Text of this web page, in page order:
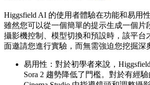
Higgsfield AI 的使用者體驗在功能和易用
雖然您可以從一個簡單的提示生成一個片
攝影機控制、模型切換和預設時，該平台
面邀請您進行實驗，而無需強迫您挖掘深
易用性：對於初學者來說，
Sora 2 趨勢降低了門檻。對於有經